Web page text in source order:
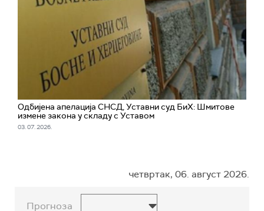
Одбијена апелација СНСД, Уставни суд БиХ: Шмитове
измене закона у складу с Уставом
03. 07. 2026.
четвртак, 06. август 2026.
Прогноза